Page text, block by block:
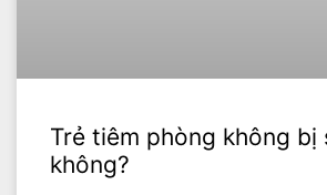
Trẻ tiêm phòng không
không?